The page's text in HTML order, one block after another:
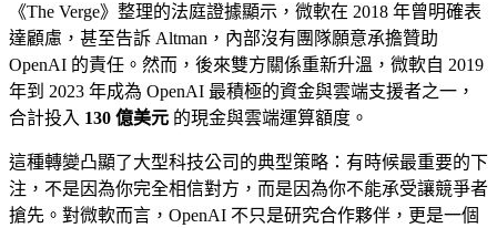
《The Verge》整理的法庭證據顯示，微軟在 2018 年曾明確表
達顧慮，甚至告訴 Altman，內部沒有團隊願意承擔贊助
OpenAI 的責任。然而，後來雙方關係重新升溫，微軟自 2019
年到 2023 年成為 OpenAI 最積極的資金與雲端支援者之一，
合計投入 130 億美元 的現金與雲端運算額度。
這種轉變凸顯了大型科技公司的典型策略：有時候最重要的下
注，不是因為你完全相信對方，而是因為你不能承受讓競爭者
搶先。對微軟而言，OpenAI 不只是研究合作夥伴，更是一個